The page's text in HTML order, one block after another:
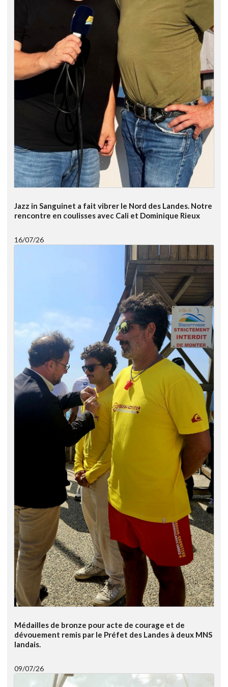
Jazz in Sanguinet a fait vibrer le Nord des Landes. Notre
rencontre en coulisses avec Cali et Dominique Rieux
16/07/26
Médailles de bronze pour acte de courage et de
dévouement remis par le Préfet des Landes à deux MNS
landais.
09/07/26